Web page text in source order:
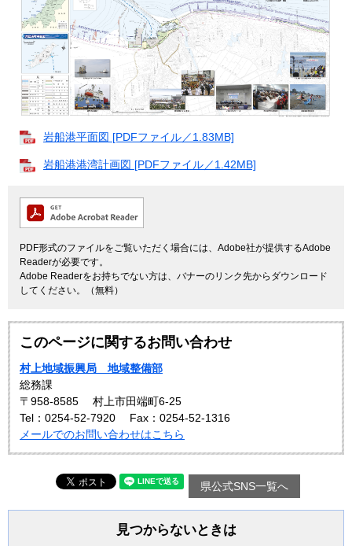
岩船港平面図 [PDFファイル／1.83MB]
岩船港港湾計画図 [PDFファイル／1.42MB]
PDF形式のファイルをご覧いただく場合には、Adobe社が提供するAdobe
Readerが必要です。
Adobe Readerをお持ちでない方は、バナーのリンク先からダウンロード
してください。（無料）
このページに関するお問い合わせ
村上地域振興局 地域整備部
総務課
〒958-8585
村上市田端町6-25
Tel：0254-52-7920
Fax：0254-52-1316
メールでのお問い合わせはこちら
県公式SNS一覧へ
見つからないときは